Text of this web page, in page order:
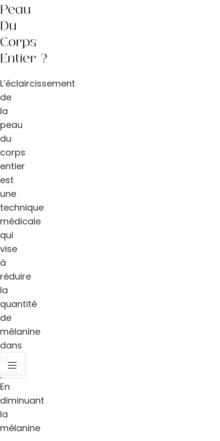
Peau
Du
Corps
Entier ?
L’éclaircissement
de
la
peau
du
corps
entier
est
une
technique
médicale
qui
vise
à
réduire
la
quantité
de
mélanine
dans
peau.
En
diminuant
la
mélanine